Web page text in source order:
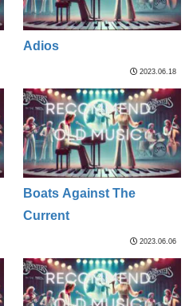
Adios
2023.06.18
Boats Against The
Current
2023.06.06